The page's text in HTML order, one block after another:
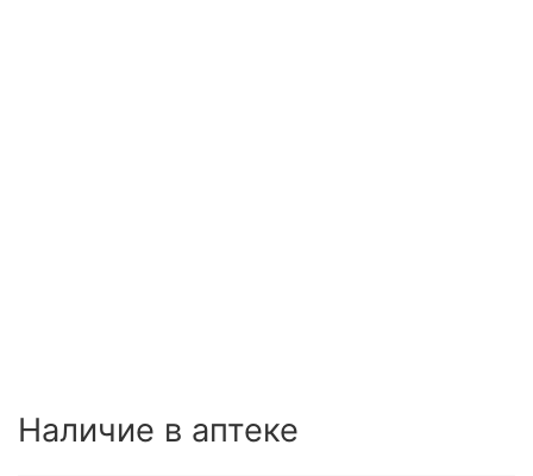
Наличие в аптеке